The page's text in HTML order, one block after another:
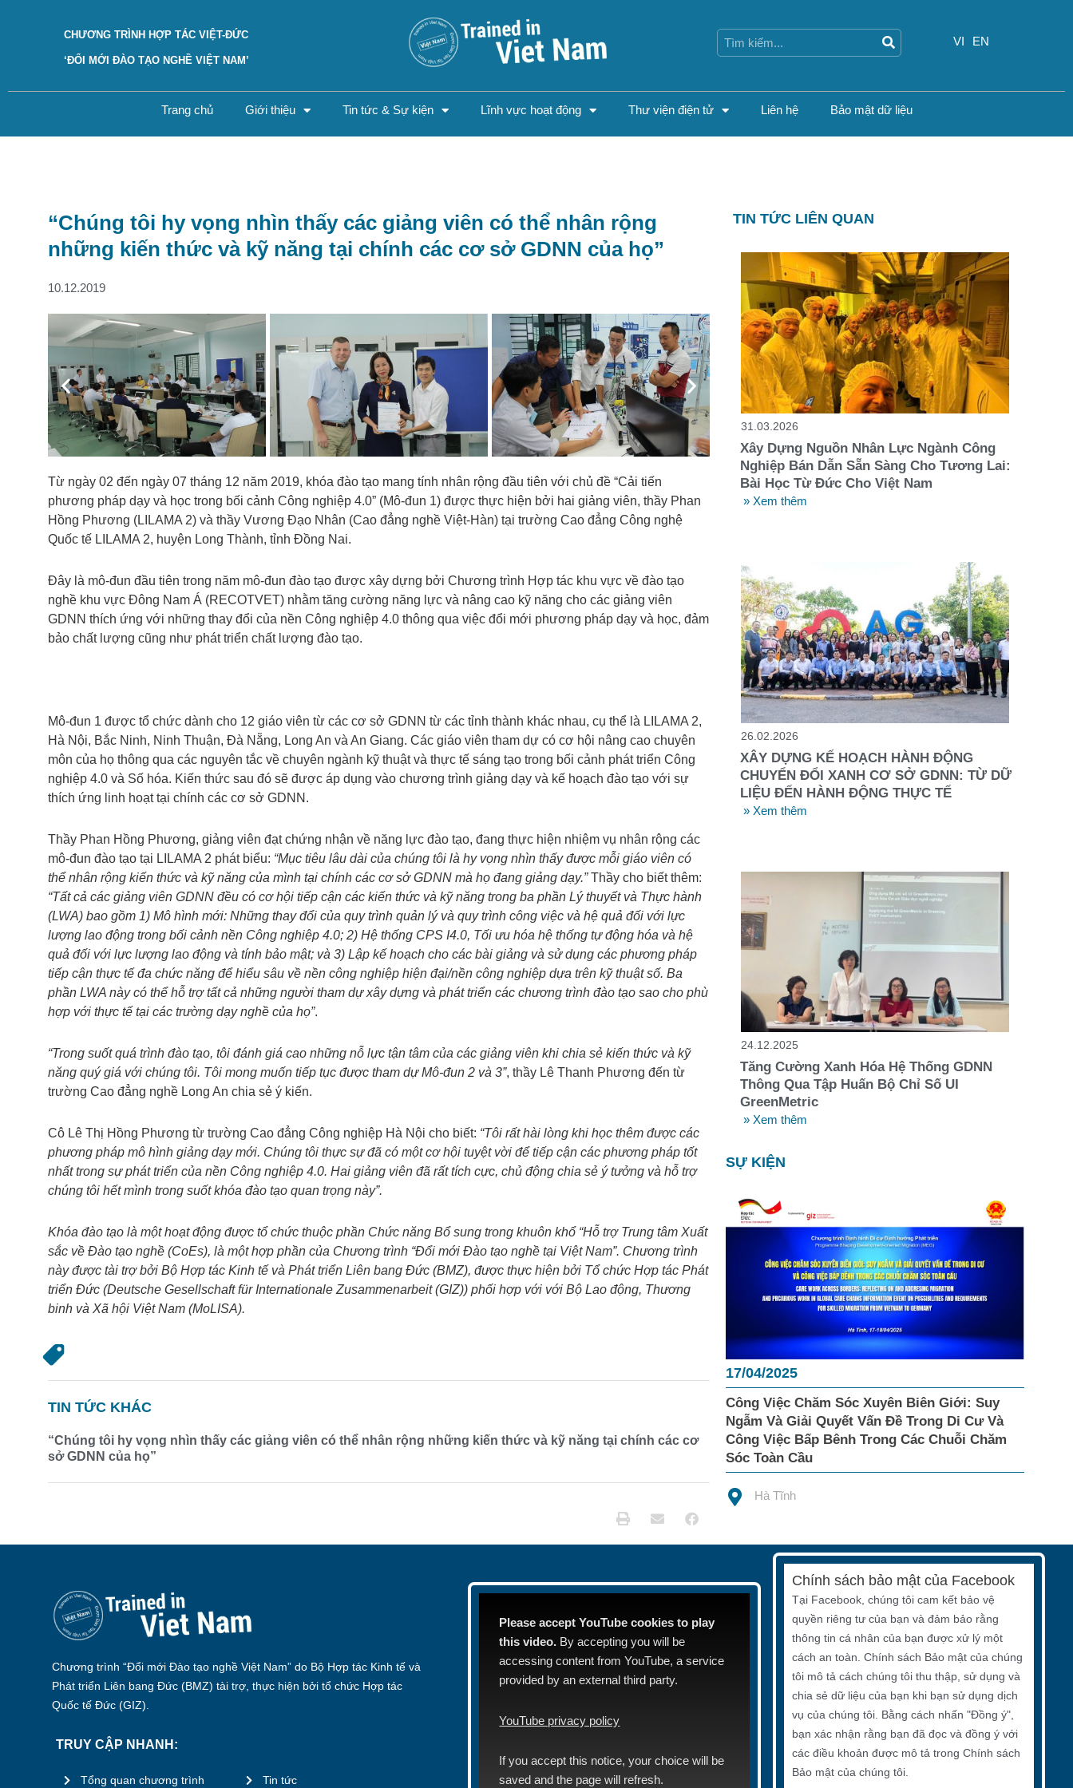
CHƯƠNG TRÌNH HỢP TÁC VIỆT-ĐỨC
‘ĐỔI MỚI ĐÀO TẠO NGHỀ VIỆT NAM’
VI
EN
Trang chủ Giới thiệu Tin tức & Sự kiện Lĩnh vực hoạt động Thư viện điện tử Liên hệ Bảo mật dữ liệu
“Chúng tôi hy vọng nhìn thấy các giảng viên có thể nhân rộng
những kiến thức và kỹ năng tại chính các cơ sở GDNN của họ”
10.12.2019
Previous Next
Từ ngày 02 đến ngày 07 tháng 12 năm 2019, khóa đào tạo mang tính nhân rộng đầu tiên với chủ đề “Cải tiến
phương pháp dạy và học trong bối cảnh Công nghiệp 4.0” (Mô-đun 1) được thực hiện bởi hai giảng viên, thầy Phan
Hồng Phương (LILAMA 2) và thầy Vương Đạo Nhân (Cao đẳng nghề Việt-Hàn) tại trường Cao đẳng Công nghệ
Quốc tế LILAMA 2, huyện Long Thành, tỉnh Đồng Nai.
Đây là mô-đun đầu tiên trong năm mô-đun đào tạo được xây dựng bởi Chương trình Hợp tác khu vực về đào tạo
nghề khu vực Đông Nam Á (RECOTVET) nhằm tăng cường năng lực và nâng cao kỹ năng cho các giảng viên
GDNN thích ứng với những thay đổi của nền Công nghiệp 4.0 thông qua việc đổi mới phương pháp dạy và học, đảm
bảo chất lượng cũng như phát triển chất lượng đào tạo.
Mô-đun 1 được tổ chức dành cho 12 giáo viên từ các cơ sở GDNN từ các tỉnh thành khác nhau, cụ thể là LILAMA 2,
Hà Nội, Bắc Ninh, Ninh Thuận, Đà Nẵng, Long An và An Giang. Các giáo viên tham dự có cơ hội nâng cao chuyên
môn của họ thông qua các nguyên tắc về chuyên ngành kỹ thuật và thực tế sáng tạo trong bối cảnh phát triển Công
nghiệp 4.0 và Số hóa. Kiến thức sau đó sẽ được áp dụng vào chương trình giảng dạy và kế hoạch đào tạo với sự
thích ứng linh hoạt tại chính các cơ sở GDNN.
Thầy Phan Hồng Phương, giảng viên đạt chứng nhận về năng lực đào tạo, đang thực hiện nhiệm vụ nhân rộng các
mô-đun đào tạo tại LILAMA 2 phát biểu: “Mục tiêu lâu dài của chúng tôi là hy vọng nhìn thấy được mỗi giáo viên có
thể nhân rộng kiến ​​thức và kỹ năng của mình tại chính các cơ sở GDNN mà họ đang giảng dạy.”Thầy cho biết thêm:
“Tất cả các giảng viên GDNN đều có cơ hội tiếp cận các kiến thức và kỹ năng trong ba phần Lý thuyết và Thực hành
(LWA) bao gồm 1) Mô hình mới: Những thay đổi của quy trình quản lý và quy trình công việc và hệ quả đối với lực
lượng lao động trong bối cảnh nền Công nghiệp 4.0; 2) Hệ thống CPS I4.0, Tối ưu hóa hệ thống tự động hóa và hệ
quả đối với lực lượng lao động và tính bảo mật; và 3) Lập kế hoạch cho các bài giảng và sử dụng các phương pháp
tiếp cận thực tế đa chức năng để hiểu sâu về nền công nghiệp hiện đại/nền công nghiệp dựa trên kỹ thuật số. Ba
phần LWA này có thể hỗ trợ tất cả những người tham dự xây dựng và phát triển các chương trình đào tạo sao cho phù
hợp với thực tế tại các trường dạy nghề của họ”.
“Trong suốt quá trình đào tạo, tôi đánh giá cao những nỗ lực tận tâm của các giảng viên khi chia sẻ kiến ​​thức và kỹ
năng quý giá với chúng tôi. Tôi mong muốn tiếp tục được tham dự Mô-đun 2 và 3”, thầy Lê Thanh Phương đến từ
trường Cao đẳng nghề Long An chia sẻ ý kiến.
Cô Lê Thị Hồng Phương từ trường Cao đẳng Công nghiệp Hà Nội cho biết: “Tôi rất hài lòng khi học thêm được các
phương pháp mô hình giảng dạy mới. Chúng tôi thực sự đã có một cơ hội tuyệt vời để tiếp cận các phương pháp tốt
nhất trong sự phát triển của nền Công nghiệp 4.0. Hai giảng viên đã rất tích cực, chủ động chia sẻ ý tưởng và hỗ trợ
chúng tôi hết mình trong suốt khóa đào tạo quan trọng này”.
Khóa đào tạo là một hoạt động được tổ chức thuộc phần Chức năng Bổ sung trong khuôn khổ “Hỗ trợ Trung tâm Xuất
sắc về Đào tạo nghề (CoEs), là một hợp phần của Chương trình “Đổi mới Đào tạo nghề tại Việt Nam”. Chương trình
này được tài trợ bởi Bộ Hợp tác Kinh tế và Phát triển Liên bang Đức (BMZ), được thực hiện bởi Tổ chức Hợp tác Phát
triển Đức (Deutsche Gesellschaft für Internationale Zusammenarbeit (GIZ)) phối hợp với với Bộ Lao động, Thương
binh và Xã hội Việt Nam (MoLISA).
TIN TỨC KHÁC
“Chúng tôi hy vọng nhìn thấy các giảng viên có thể nhân rộng những kiến thức và kỹ năng tại chính các cơ
sở GDNN của họ”
TIN TỨC LIÊN QUAN
31.03.2026
Xây Dựng Nguồn Nhân Lực Ngành Công
Nghiệp Bán Dẫn Sẵn Sàng Cho Tương Lai:
Bài Học Từ Đức Cho Việt Nam
» Xem thêm
26.02.2026
XÂY DỰNG KẾ HOẠCH HÀNH ĐỘNG
CHUYỂN ĐỔI XANH CƠ SỞ GDNN: TỪ DỮ
LIỆU ĐẾN HÀNH ĐỘNG THỰC TẾ
» Xem thêm
24.12.2025
Tăng Cường Xanh Hóa Hệ Thống GDNN
Thông Qua Tập Huấn Bộ Chỉ Số UI
GreenMetric
» Xem thêm
SỰ KIỆN
17/04/2025
Công Việc Chăm Sóc Xuyên Biên Giới: Suy
Ngẫm Và Giải Quyết Vấn Đề Trong Di Cư Và
Công Việc Bấp Bênh Trong Các Chuỗi Chăm
Sóc Toàn Cầu
Hà Tĩnh
Chương trình “Đổi mới Đào tạo nghề Việt Nam” do Bộ Hợp tác Kinh tế và
Phát triển Liên bang Đức (BMZ) tài trợ, thực hiện bởi tổ chức Hợp tác
Quốc tế Đức (GIZ).
TRUY CẬP NHANH:
Tổng quan chương trình Tin tức
Please accept YouTube cookies to play
this video. By accepting you will be
accessing content from YouTube, a service
provided by an external third party.
YouTube privacy policy
If you accept this notice, your choice will be
saved and the page will refresh.
Chính sách bảo mật của Facebook
Tại Facebook, chúng tôi cam kết bảo vệ
quyền riêng tư của bạn và đảm bảo rằng
thông tin cá nhân của bạn được xử lý một
cách an toàn. Chính sách Bảo mật của chúng
tôi mô tả cách chúng tôi thu thập, sử dụng và
chia sẻ dữ liệu của bạn khi bạn sử dụng dịch
vụ của chúng tôi. Bằng cách nhấn "Đồng ý",
bạn xác nhận rằng bạn đã đọc và đồng ý với
các điều khoản được mô tả trong Chính sách
Bảo mật của chúng tôi.